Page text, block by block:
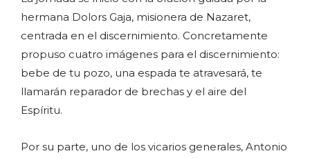
hermana Dolors Gaja, misionera de Nazaret,
centrada en el discernimiento. Concretamente
propuso cuatro imágenes para el discernimiento:
bebe de tu pozo, una espada te atravesará, te
llamarán reparador de brechas y el aire del
Espíritu.
Por su parte, uno de los vicarios generales, Antonio